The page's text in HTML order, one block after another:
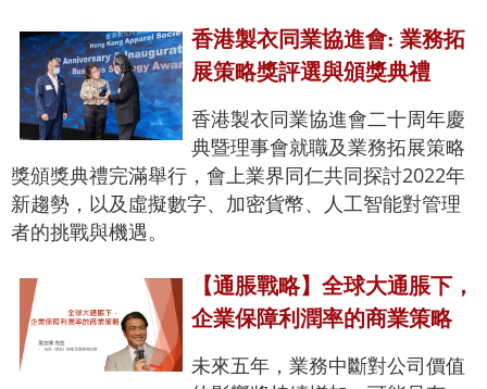
香港製衣同業協進會: 業務拓
展策略獎評選與頒獎典禮
香港製衣同業協進會二十周年慶
典暨理事會就職及業務拓展策略
獎頒獎典禮完滿舉行，會上業界同仁共同探討2022年
新趨勢，以及虛擬數字、加密貨幣、人工智能對管理
者的挑戰與機遇。
【通脹戰略】全球大通脹下，
企業保障利潤率的商業策略
未來五年，業務中斷對公司價值